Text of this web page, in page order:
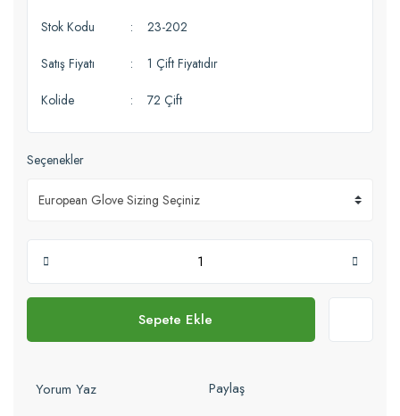
Stok Kodu 23-202
Satış Fiyatı 1 Çift Fiyatıdır
Kolide 72 Çift
Seçenekler
Sepete Ekle
Yorum Yaz
Paylaş